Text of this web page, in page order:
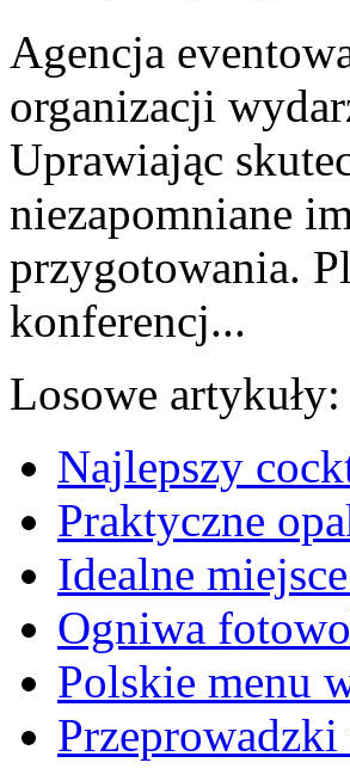
Agencja
organizacji
Uprawiając
niezapomniane
przygotowania.
konferencj...
Losowe artykuły:
Najlepszy
Praktyczne
Idealne
Ogniwa
Polskie menu
Przeprowadzki